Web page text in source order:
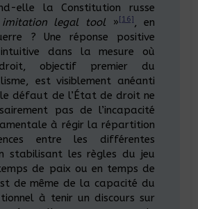
elle la Constitution russe
legal tool» [16], en
? Une réponse positive
dans la mesure où
objectif premier du
est visiblement anéanti
le défaut de l’État de droit ne
pas de l’incapacité
à régir la répartition
entre les différentes
stabilisant les règles du jeu
de paix ou en temps de
de même de la capacité du
à tenir un discours sur